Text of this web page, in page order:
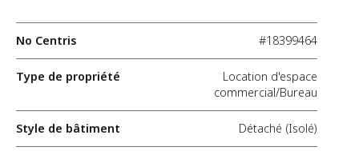
No Centris #18399464
Type de propriété
Location d'espace
commercial/Bureau
Style de bâtiment Détaché (Isolé)